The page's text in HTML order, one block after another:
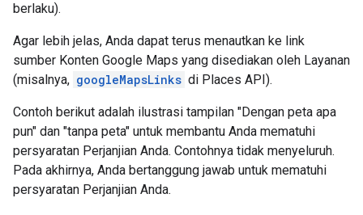
berlaku).
Agar lebih jelas, Anda dapat terus menautkan ke link
sumber Konten Google Maps yang disediakan oleh Layanan
(misalnya, googleMapsLinks di Places API).
Contoh berikut adalah ilustrasi tampilan "Dengan peta apa
pun" dan "tanpa peta" untuk membantu Anda mematuhi
persyaratan Perjanjian Anda. Contohnya tidak menyeluruh.
Pada akhirnya, Anda bertanggung jawab untuk mematuhi
persyaratan Perjanjian Anda.